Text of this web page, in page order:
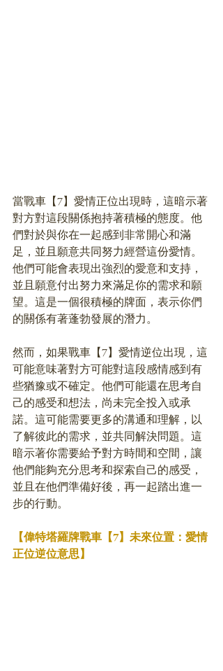
當戰車【7】愛情正位出現時，這暗示著
對方對這段關係抱持著積極的態度。他
們對於與你在一起感到非常開心和滿
足，並且願意共同努力經營這份愛情。
他們可能會表現出強烈的愛意和支持，
並且願意付出努力來滿足你的需求和願
望。這是一個很積極的牌面，表示你們
的關係有著蓬勃發展的潛力。
然而，如果戰車【7】愛情逆位出現，這
可能意味著對方可能對這段感情感到有
些猶豫或不確定。他們可能還在思考自
己的感受和想法，尚未完全投入或承
諾。這可能需要更多的溝通和理解，以
了解彼此的需求，並共同解決問題。這
暗示著你需要給予對方時間和空間，讓
他們能夠充分思考和探索自己的感受，
並且在他們準備好後，再一起踏出進一
步的行動。
【偉特塔羅牌戰車【7】未來位置：愛情
正位逆位意思】